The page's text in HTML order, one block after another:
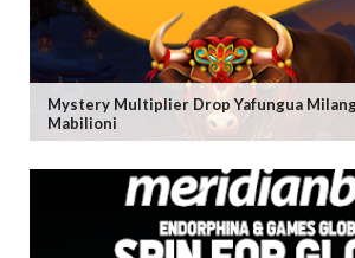
Mystery Multiplier Drop Yafungua
Mabilioni